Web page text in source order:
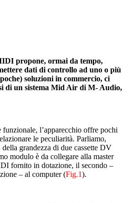
propone, ormai da tempo,
dati di controllo ad uno o più
soluzioni in commercio, ci
di un sistema Mid Air di M- Audio,
l’apparecchio offre pochi
le peculiarità. Parliamo,
grandezza di due cassette DV
modulo è da collegare alla master
fornito in dotazione, il secondo –
– al computer (Fig.1).